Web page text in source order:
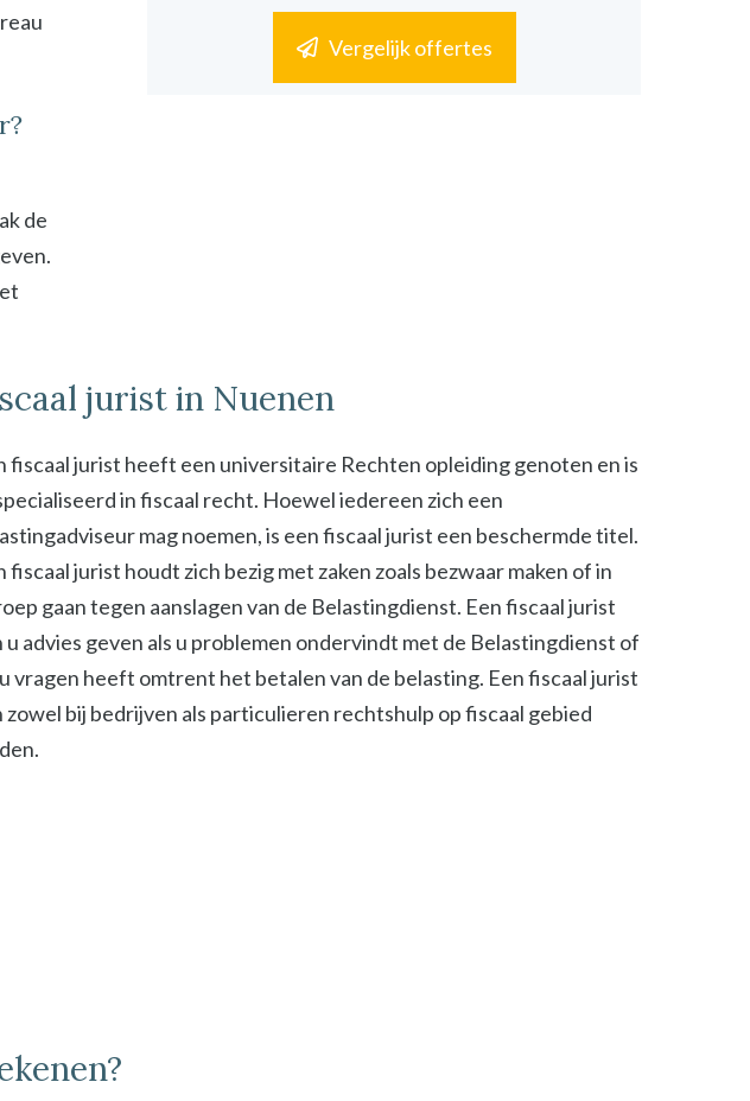
de
Vergelijk offertes
jurist in Nuenen
fiscaal jurist heeft een universitaire Rechten opleiding genoten en is
in fiscaal recht. Hoewel iedereen zich een
mag noemen, is een fiscaal jurist een beschermde titel.
fiscaal jurist houdt zich bezig met zaken zoals bezwaar maken of in
gaan tegen aanslagen van de Belastingdienst. Een fiscaal jurist
u advies geven als u problemen ondervindt met de Belastingdienst of
vragen heeft omtrent het betalen van de belasting. Een fiscaal jurist
zowel bij bedrijven als particulieren rechtshulp op fiscaal gebied